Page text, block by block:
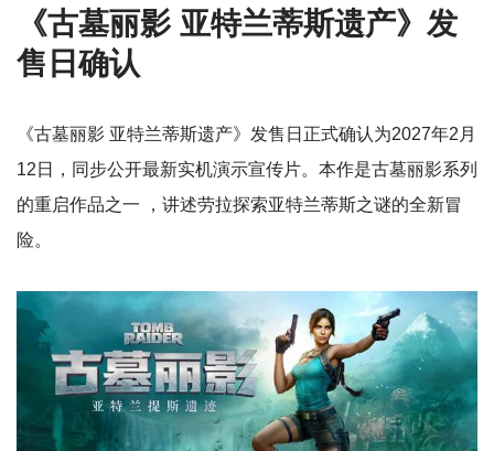
《古墓丽影 亚特兰蒂斯遗产》发
售日确认
《古墓丽影 亚特兰蒂斯遗产》发售日正式确认为2027年2月
12日，同步公开最新实机演示宣传片。本作是古墓丽影系列
的重启作品之一 ，讲述劳拉探索亚特兰蒂斯之谜的全新冒
险。